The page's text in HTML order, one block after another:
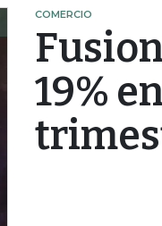
COMERCIO
19%